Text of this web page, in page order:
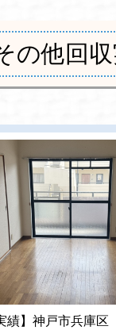
の他回
績】神戸市兵庫